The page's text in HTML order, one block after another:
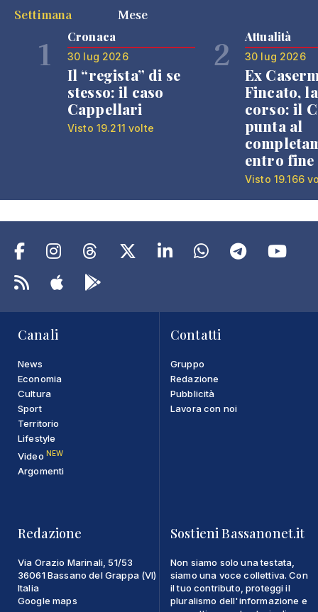
Settimana
Mese
1 Cronaca
30 lug 2026
Il “regista” di se
stesso: il caso
Cappellari
Visto 19.211 volte
2 Attualità
30 lug 2026
Ex
Fincato,
corso: il
punta al
entro fine
Visto 19.166
Canali
News
Economia
Cultura
Sport
Territorio
Lifestyle
Video NEW
Argomenti
Contatti
Gruppo
Redazione
Pubblicità
Lavora con noi
Redazione
Via Orazio Marinali, 51/53
36061 Bassano del Grappa (VI)
Italia
Google maps
Sostieni Bassanonet.it
Non siamo solo una testata,
siamo una voce collettiva. Con
il tuo contributo, proteggi il
pluralismo dell'informazione e